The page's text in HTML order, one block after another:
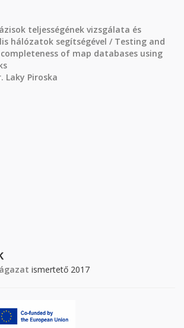
teljességének vizsgálata és
hálózatok segítségével / Testing and
of map databases using
Laky Piroska
ismertető 2017